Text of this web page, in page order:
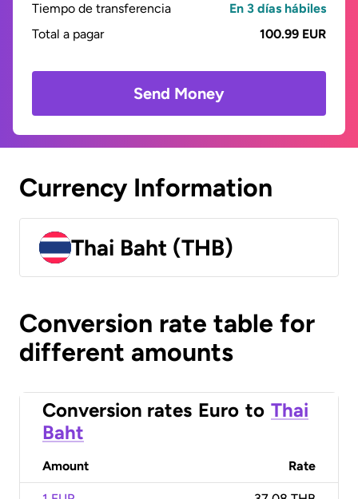
Tiempo de transferencia
En 3 días hábiles
Total a pagar
100.99 EUR
Send Money
Currency Information
Thai Baht (THB)
Conversion rate table for
different amounts
Conversion rates Euro to Thai
Baht
Amount Rate